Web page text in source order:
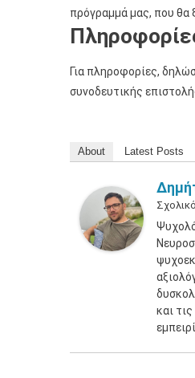
πρόγραμμά μας, που θα
Για πληροφορίες,
συνοδευτικής
About Latest Posts
και